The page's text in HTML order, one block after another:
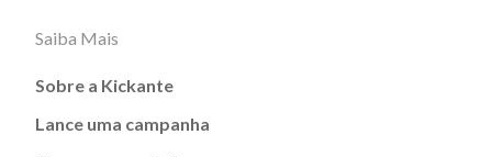
Saiba Mais
Sobre a Kickante
Lance uma campanha